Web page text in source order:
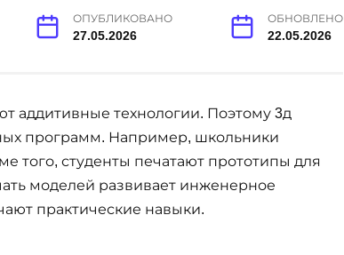
ОПУБЛИКОВАНО
27.05.2026
ОБНОВЛЕНО
22.05.2026
аддитивные технологии. Поэтому 3д
программ. Например, школьники
того, студенты печатают прототипы для
моделей развивает инженерное
практические навыки.